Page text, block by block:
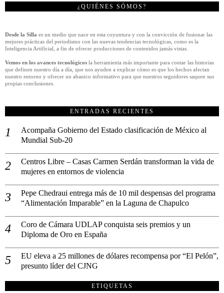
¿QUIÉNES SÓMOS?
Desde la Silla es un medio que nace en esta coyuntura y con la convicción de fusionar las
mejores prácticas del periodismo con las nuevas tendencias tecnológicas, como es la
Inteligencia Artificial, a fin de ofrecer producciones de contenidos jamás vistas.
Vemos en los avances tecnológicos la herramienta más importante para contar las historias
que definen nuestro día a día, que nos ayuden a explicar cómo es que los hechos afectan
nuestro entorno y ofrecer un abanico informativo para que nuestros seguidores saquen sus
propias conclusiones.
ENTRADAS RECIENTES
Acompaña Gobierno del Estado clasificación de México al
Mundial Sub-20
Centros Libre – Casas Carmen Serdán transforman la vida de
mujeres en entornos de violencia
Pepe Chedraui entrega más de 10 mil despensas del programa
“Alimentación Imparable” en la Laguna de Chapulco
Coro de Cámara UDLAP conquista seis premios y un
Diploma de Oro en España
EU eleva a 25 millones de dólares recompensa por “El Pelón”,
presunto líder del CJNG
ETIQUETAS